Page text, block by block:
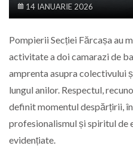
14 IANUARIE 2026
Pompierii Secției Fărcașa au
activitate a doi camarazi de
amprenta asupra colectivului
lungul anilor. Respectul,
definit momentul despărțirii,
profesionalismul și spiritul de
evidențiate.